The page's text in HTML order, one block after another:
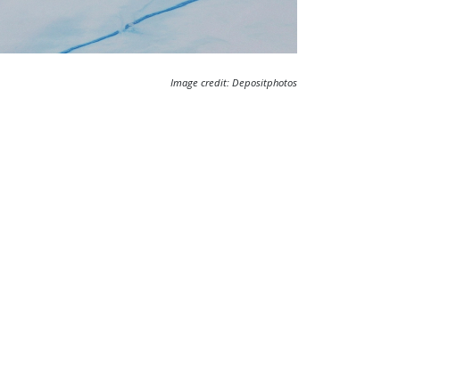
Image credit: Depositphotos